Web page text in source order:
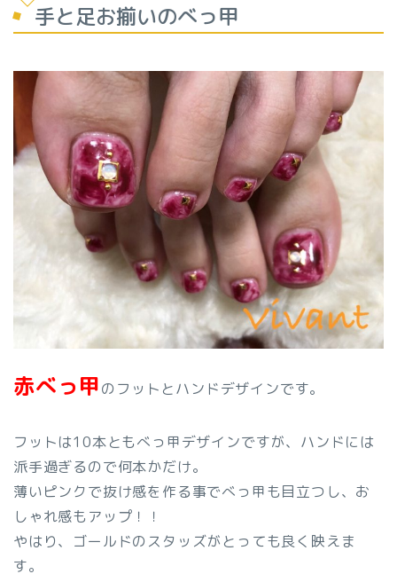
手と足お揃いのべっ甲
赤べっ甲のフットとハンドデザインです。
フットは10本ともべっ甲デザインですが、ハンドには
派手過ぎるので何本かだけ。
薄いピンクで抜け感を作る事でべっ甲も目立つし、お
しゃれ感もアップ！！
やはり、ゴールドのスタッズがとっても良く映えま
す。